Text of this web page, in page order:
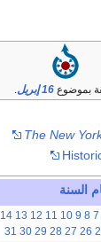
بموضوع16 إبريل .
The New
السنة
7
8
9
10
11
12
13
14
26
27
28
29
30
31